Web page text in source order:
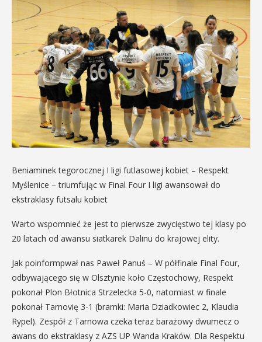
Beniaminek tegorocznej I ligi futlasowej kobiet – Respekt
Myślenice – triumfując w Final Four I ligi awansował do
ekstraklasy futsalu kobiet
Warto wspomnieć że jest to pierwsze zwycięstwo tej klasy po
20 latach od awansu siatkarek Dalinu do krajowej elity.
Jak poinformpwał nas Paweł Panuś – W półfinale Final Four,
odbywającego się w Olsztynie koło Częstochowy, Respekt
pokonał Plon Błotnica Strzelecka 5-0, natomiast w finale
pokonał Tarnovię 3-1 (bramki: Maria Dziadkowiec 2, Klaudia
Rypel). Zespół z Tarnowa czeka teraz barażowy dwumecz o
awans do ekstraklasy z AZS UP Wanda Kraków. Dla Respektu